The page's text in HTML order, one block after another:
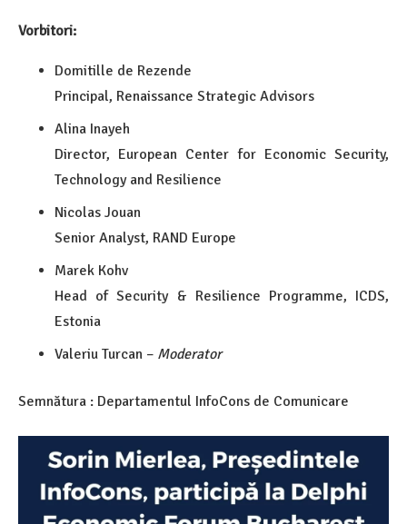
Vorbitori:
Domitille de Rezende
Principal, Renaissance Strategic Advisors
Alina Inayeh
Director, European Center for Economic Security,
Technology and Resilience
Nicolas Jouan
Senior Analyst, RAND Europe
Marek Kohv
Head of Security & Resilience Programme, ICDS,
Estonia
Valeriu Turcan – Moderator
Semnătura : Departamentul InfoCons de Comunicare